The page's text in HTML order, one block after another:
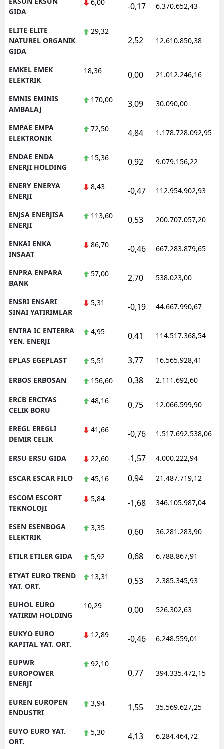
GIDA
-0,17 6.370.652,43
ELITE ELITE
NATUREL ORGANIK
GIDA
29,32
2,52 12.610.850,38
EMKEL EMEK
ELEKTRIK
18,36 0,00 21.012.246,16
EMNIS EMINIS
AMBALAJ
170,00 3,09 30.090,00
EMPAE EMPA
ELEKTRONIK
72,50 4,84 1.178.728.092,95
ENDAE ENDA
ENERJI HOLDING
15,36 0,92 9.079.156,22
ENERY ENERYA
ENERJI
8,43 -0,47 112.954.902,93
ENJSA ENERJISA
ENERJI
113,60 0,53 200.707.057,20
ENKAI ENKA
INSAAT
86,70 -0,46 667.283.879,65
ENPRA ENPARA
BANK
57,00 2,70 538.023,00
ENSRI ENSARI
SINAI YATIRIMLAR
5,31 -0,19 44.667.990,67
ENTRA IC ENTERRA
YEN. ENERJI
4,95 0,41 114.517.368,54
EPLAS EGEPLAST 5,51 3,77 16.565.928,41
ERBOS ERBOSAN 156,60 0,38 2.111.692,60
ERCB ERCIYAS
CELIK BORU
48,16 0,75 12.066.599,90
EREGL EREGLI
DEMIR CELIK
41,66 -0,76 1.517.692.538,06
ERSU ERSU GIDA 22,60 -1,57 4.000.222,94
ESCAR ESCAR FILO 45,16 0,94 21.487.719,12
ESCOM ESCORT
TEKNOLOJI
5,84 -1,68 346.105.987,04
ESEN ESENBOGA
ELEKTRIK
3,35 0,60 36.281.283,90
ETILR ETILER GIDA 5,92 0,68 6.788.867,91
ETYAT EURO TREND
YAT. ORT.
13,31 0,53 2.385.345,93
EUHOL EURO
YATIRIM HOLDING
10,29 0,00 526.302,63
EUKYO EURO
KAPITAL YAT. ORT.
12,89 -0,46 6.248.559,01
EUPWR
EUROPOWER
ENERJI
92,10
0,77 394.335.472,15
EUREN EUROPEN
ENDUSTRI
3,94 1,55 35.569.627,25
EUYO EURO YAT.
ORT.
5,30 4,13 6.284.464,72